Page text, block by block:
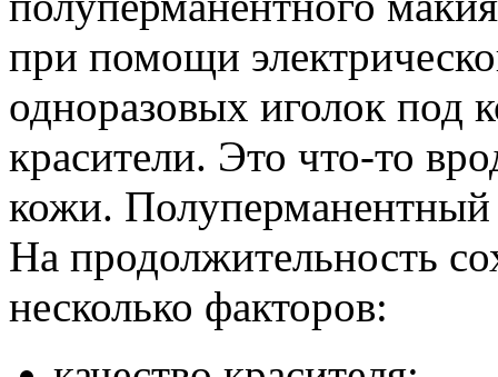
при помощи
одноразовых иголок под
красители. Это что-то
кожи. Полуперманентный
На продолжительность
несколько факторов: